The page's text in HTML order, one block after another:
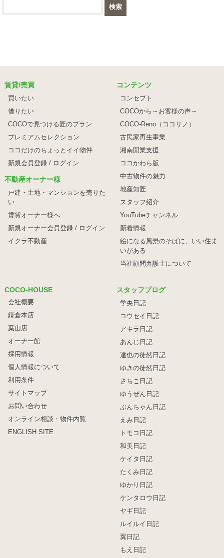
賃貸/売買
買いたい
借りたい
COCOで見つける匠のプラン
プレミアムセレクション
ココだけのちょっとイイ物件
新規会員登録 / ログイン
不動産オーナー様
戸建・土地・マンションを売りた
い
賃貸オーナー様へ
新規オーナー会員登録 / ログイン
イクラ不動産
コンテンツ
コンセプト
COCOから～お客様の声～
COCO-Reno（ココリノ）
古民家再生事業
湘南開業支援
ココかわら版
中古物件の魅力
地産知匠
スタッフ紹介
YouTubeチャンネル
新着情報
絵になる風景のそばに、 いい住ま
いがある
当社顧問弁護士について
COCO-HOUSE
会社概要
鎌倉本店
葉山店
オーナー館
採用情報
個人情報について
利用条件
サイトマップ
お問い合わせ
オンライン相談・物件内覧
ENGLISH SITE
スタッフブログ
学央日記
コウセイ日記
アキラ日記
あんじ日記
達也の徒然日記
ゆきの徒然日記
さちこ日記
ゆうぜん日記
ぶんちゃん日記
えみ日記
トモコ日記
和美日記
ケイタ日記
たくみ日記
ゆかり日記
ケンタロウ日記
ヤギ日記
ルイルイ日記
翼日記
もえ日記